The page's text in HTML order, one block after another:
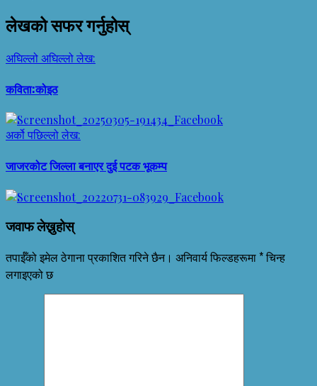
लेखको सफर गर्नुहोस्
अघिल्लोअघिल्लो लेख:
कविता:कोइठ
अर्कोपछिल्लो लेख:
जाजरकोट जिल्ला बनाएर दुई पटक भूकम्प
जवाफ लेख्नुहोस्
तपाईँको इमेल ठेगाना प्रकाशित गरिने छैन। अनिवार्य फिल्डहरूमा *चिन्ह
लगाइएको छ